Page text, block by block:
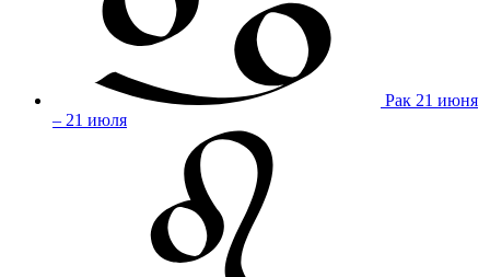
Рак 21 июня
– 21 июля